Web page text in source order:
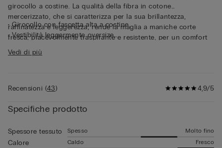
girocollo a costine. La qualità della fibra in cotone
mercerizzato, che si caratterizza per la sua brillantezza,
raffinatezza e leggerezza, rende la maglia a maniche corte
fresca, piacevolmente traspirante e resistente, per un comfort
impeccabile a contatto con la pelle. Il tessuto sottile e il fit
rilassato rendono questa maglia a maniche corte perfetta come
• Girocollo con fascetta alta a costine
• Vestibilità leggermente oversize
Vedi di più
4,9/5
Recensioni(43)
Specifiche prodotto
Spessore tessuto Spesso Molto fino
Calore Caldo Fresco